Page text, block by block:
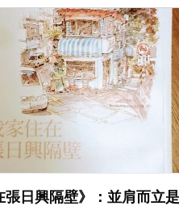
張日興隔壁》：並肩而立